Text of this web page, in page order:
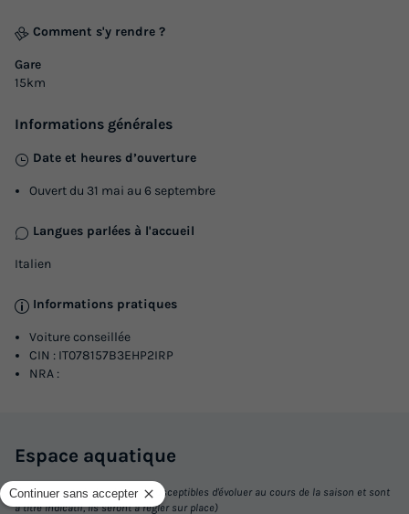
Comment s'y rendre ?
Gare
15km
Informations générales
Date et heures d’ouverture
Ouvert du 31 mai au 6 septembre
Langues parlées à l'accueil
Italien
Informations pratiques
Voiture conseillée
CIN : IT078157B3EHP2IRP
NRA :
Espace aquatique
(les montants indiqués sont susceptibles d'évoluer au cours de la saison et sont
à titre indicatif, ils seront à régler sur place)